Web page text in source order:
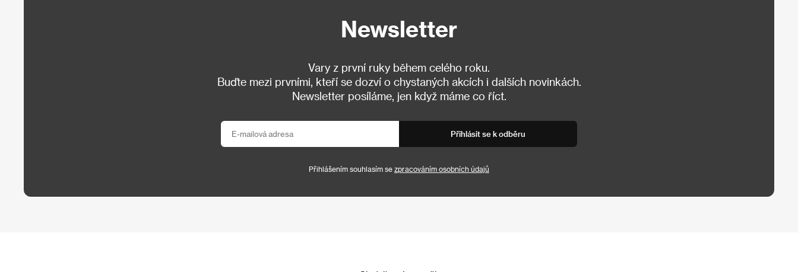
Newsletter
Vary z první ruky během celého roku.
Buďte mezi prvními, kteří se dozví o chystaných akcích i dalších novinkách.
Newsletter posíláme, jen když máme co říct.
Přihlásit se k odběru
Přihlášením souhlasím se zpracováním osobních údajů